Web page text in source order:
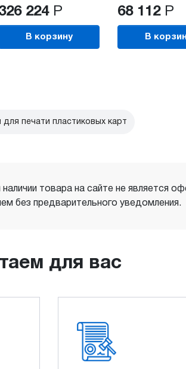
224 Р
В корзину
68 112 Р
В
печати пластиковых карт
товара на сайте не является
без предварительного уведомления.
для вас